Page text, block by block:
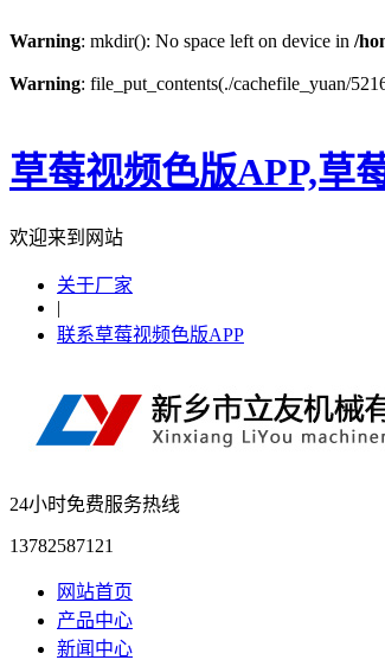
Warning: mkdir(): No space left on device in /
Warning: file_put_contents(./cachefile_yuan/
草莓视频色版APP,草
欢迎来到网站
关于厂家
|
联系草莓视频色版APP
24小时免费服务热线
13782587121
网站首页
产品中心
新闻中心